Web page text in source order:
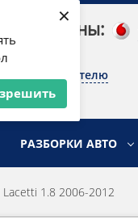
×
телефоны:
руководителю
РАЗБОРКИ АВТО
Lacetti 1.8 2006-2012